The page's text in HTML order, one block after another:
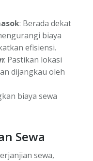
: Berada dekat
biaya
efisiensi.
: Pastikan lokasi
dijangkau oleh
biaya sewa
Sewa
sewa,